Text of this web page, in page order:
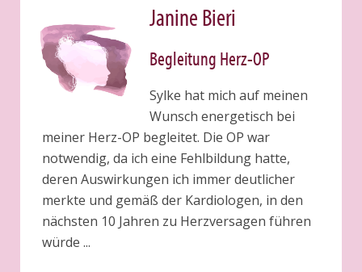
Janine Bieri
Begleitung Herz-OP
Sylke hat mich auf meinen
Wunsch energetisch bei
meiner Herz-OP begleitet. Die OP war
notwendig, da ich eine Fehlbildung hatte,
deren Auswirkungen ich immer deutlicher
merkte und gemäß der Kardiologen, in den
nächsten 10 Jahren zu Herzversagen führen
würde ...